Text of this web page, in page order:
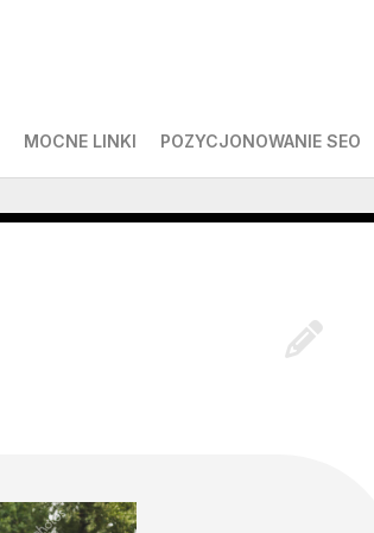
MOCNE LINKI POZYCJONOWANIE SEO